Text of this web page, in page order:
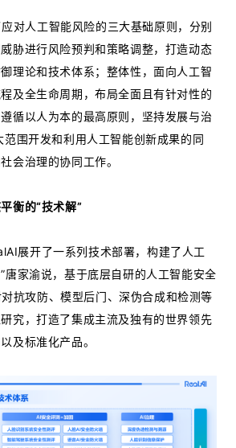
对人工智能风险的三大基础原则，分别
胁进行风险预判和策略调整，打造动态
理论和技术体系；整体性，面向人工智
及全生命周期，布局全面且有针对性的
循以人为本的最高原则，坚持发展与治
围开发和利用人工智能创新成果的同
会治理的协同工作。
衡的“技术解”
展开了一系列技术部署，构建了人工
唐家渝说，基于底层自研的人工智能安全
抗攻防、模型后门、深伪合成和检测等
究，打造了集成主流及独有的世界领先
及标准化产品。